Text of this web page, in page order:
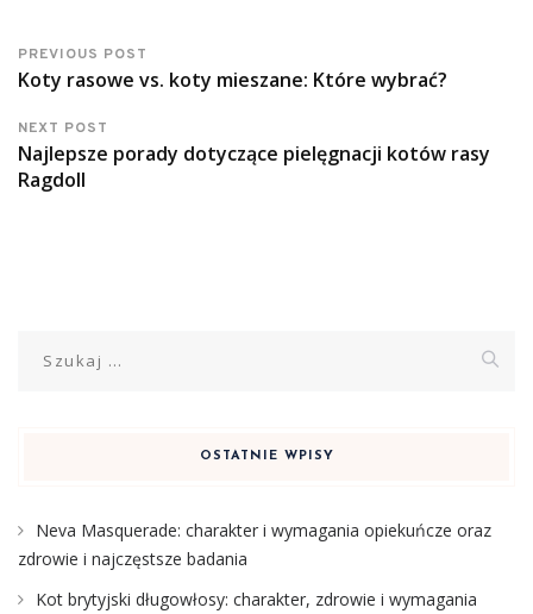
PREVIOUS POST
Koty rasowe vs. koty mieszane: Które wybrać?
NEXT POST
Najlepsze porady dotyczące pielęgnacji kotów rasy
Ragdoll
OSTATNIE WPISY
Neva Masquerade: charakter i wymagania opiekuńcze oraz
zdrowie i najczęstsze badania
Kot brytyjski długowłosy: charakter, zdrowie i wymagania